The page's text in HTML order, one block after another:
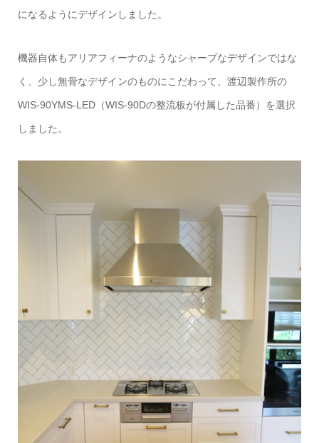
になるようにデザインしました。
機器自体もアリアフィーナのようなシャープなデザインではな
く、少し無骨なデザインのものにこだわって、渡辺製作所の
WIS-90YMS-LED（WIS-90Dの整流板が付属した品番）を選択
しました。